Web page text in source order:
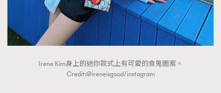
Irene Kim身上的迷你款式上有可愛的食鬼圖案。
Credit:@ireneisgood/instagram